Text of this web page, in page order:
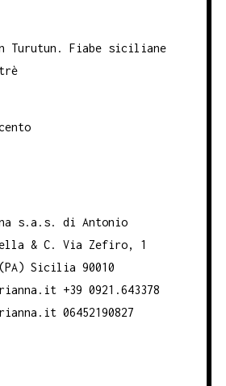
Turutun. Fiabe siciliane
s.a.s. di Antonio
& C. Via Zefiro, 1
Sicilia 90010
+39 0921.643378
06452190827